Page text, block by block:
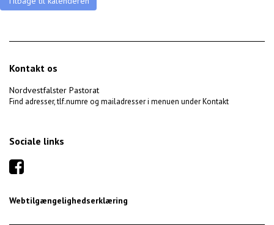
Kontakt os
Nordvestfalster Pastorat
Find adresser, tlf.numre og mailadresser i menuen under Kontakt
Sociale links
Webtilgængelighedserklæring